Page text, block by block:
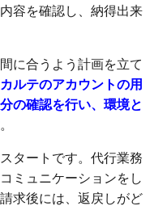
容を確認し、納得出来
に合うよう計画を立て
ルテのアカウントの用
の確認を行い、環境と
。
タートです。代行業務
ミュニケーションをし
求後には、返戻しがど